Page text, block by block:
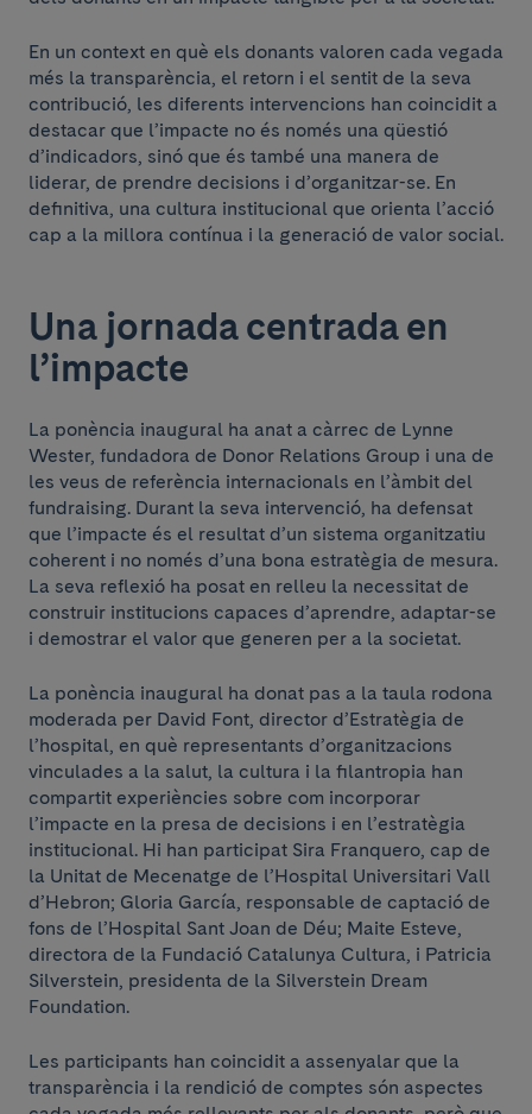
En un context en què els donants valoren cada vegada
més la transparència, el retorn i el sentit de la seva
contribució, les diferents intervencions han coincidit a
destacar que l’impacte no és només una qüestió
d’indicadors, sinó que és també una manera de
liderar, de prendre decisions i d’organitzar-se. En
definitiva, una cultura institucional que orienta l’acció
cap a la millora contínua i la generació de valor social.
Una jornada centrada en
l’impacte
La ponència inaugural ha anat a càrrec de Lynne
Wester, fundadora de Donor Relations Group i una de
les veus de referència internacionals en l’àmbit del
fundraising. Durant la seva intervenció, ha defensat
que l’impacte és el resultat d’un sistema organitzatiu
coherent i no només d’una bona estratègia de mesura.
La seva reflexió ha posat en relleu la necessitat de
construir institucions capaces d’aprendre, adaptar-se
i demostrar el valor que generen per a la societat.
La ponència inaugural ha donat pas a la taula rodona
moderada per David Font, director d’Estratègia de
l’hospital, en què representants d’organitzacions
vinculades a la salut, la cultura i la filantropia han
compartit experiències sobre com incorporar
l’impacte en la presa de decisions i en l’estratègia
institucional. Hi han participat Sira Franquero, cap de
la Unitat de Mecenatge de l’Hospital Universitari Vall
d’Hebron; Gloria García, responsable de captació de
fons de l’Hospital Sant Joan de Déu; Maite Esteve,
directora de la Fundació Catalunya Cultura, i Patricia
Silverstein, presidenta de la Silverstein Dream
Foundation.
Les participants han coincidit a assenyalar que la
transparència i la rendició de comptes són aspectes